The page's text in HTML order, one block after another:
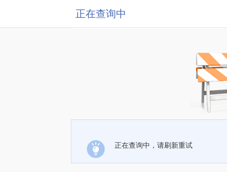
正在查询中
正在查询中，请刷新重试